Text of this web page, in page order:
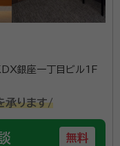
、何度でも回答してく
5分】 横浜市内で財
みの方はお気軽にご相
件。豊富な相談実績
銀座一丁目ビル1F
承ります/
無料